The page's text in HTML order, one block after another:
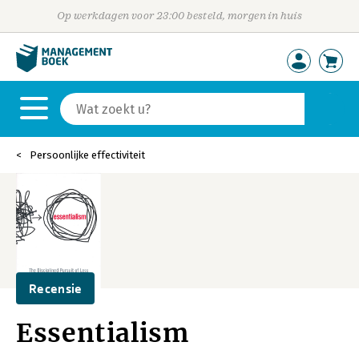
Op werkdagen voor 23:00 besteld, morgen in huis
Persoonlijke effectiviteit
Recensie
Essentialism